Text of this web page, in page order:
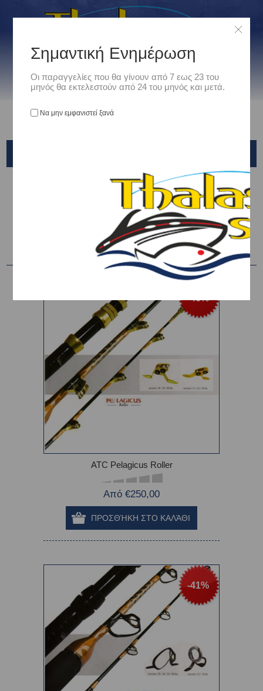
ΚΑΛΑΜΙΑ ΨΑΡΕΜΑΤΟΣ Big Game - Stand Up /
ATC
-46%
ATC Pelagicus Roller
Από €250,00
-41%
Σημαντική Ενημέρωση
Οι παραγγελίες που θα γίνουν από 7 εως 23 του
μηνός θα εκτελεστούν από 24 του μηνός και μετά.
Να μην εμφανιστεί ξανά